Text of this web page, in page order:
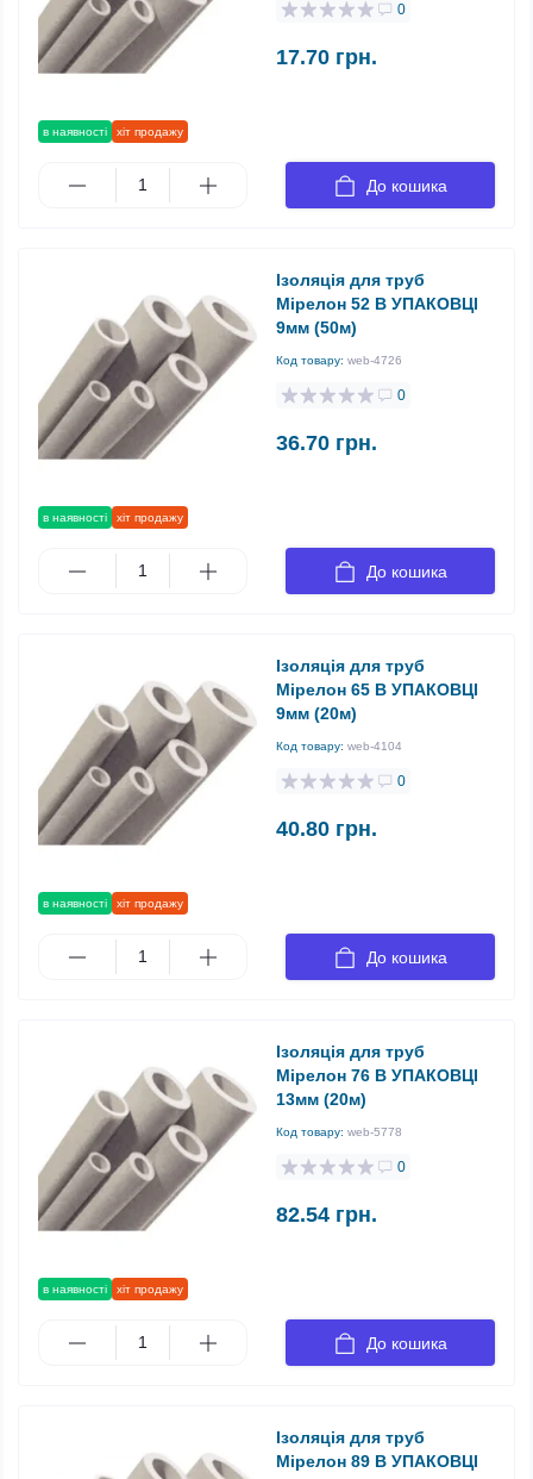
в наявності хіт продажу
0
17.70 грн.
До кошика
в наявності хіт продажу
Ізоляція для труб
Мірелон 52 В УПАКОВЦІ
9мм (50м)
Код товару: web-4726
0
36.70 грн.
До кошика
в наявності хіт продажу
Ізоляція для труб
Мірелон 65 В УПАКОВЦІ
9мм (20м)
Код товару: web-4104
0
40.80 грн.
До кошика
в наявності хіт продажу
Ізоляція для труб
Мірелон 76 В УПАКОВЦІ
13мм (20м)
Код товару: web-5778
0
82.54 грн.
До кошика
Ізоляція для труб
Мірелон 89 В УПАКОВЦІ